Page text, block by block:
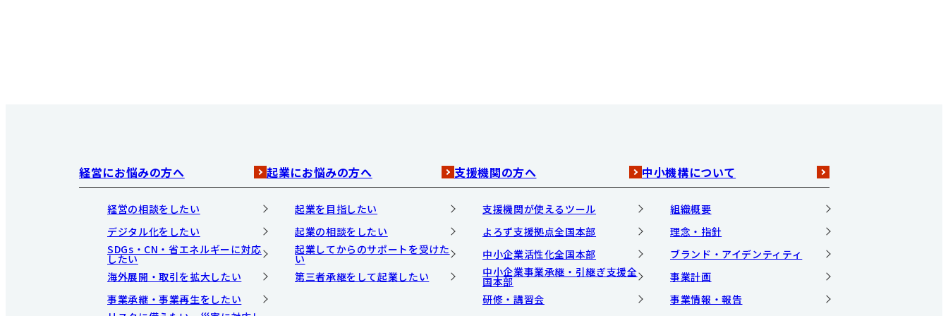
経営にお悩みの方へ
経営の相談をしたい
デジタル化をしたい
SDGs・CN・省エネルギーに対応
したい
海外展開・取引を拡大したい
事業承継・事業再生をしたい
起業にお悩みの方へ
起業を目指したい
起業の相談をしたい
起業してからのサポートを受けた
い
第三者承継をして起業したい
支援機関の方へ
支援機関が使えるツール
よろず支援拠点全国本部
中小企業活性化全国本部
中小企業事業承継・引継ぎ支援全
国本部
研修・講習会
中小機構について
組織概要
理念・指針
ブランド・アイデンティティ
事業計画
事業情報・報告